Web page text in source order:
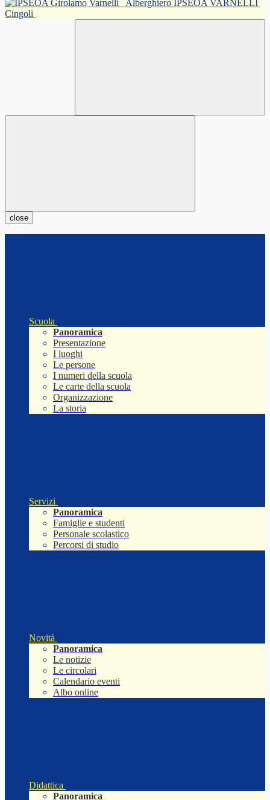
Alberghiero IPSEOA VARNELLI
Cingoli
close
Scuola
Panoramica
Presentazione
I luoghi
Le persone
I numeri della scuola
Le carte della scuola
Organizzazione
La storia
Servizi
Panoramica
Famiglie e studenti
Personale scolastico
Percorsi di studio
Novità
Panoramica
Le notizie
Le circolari
Calendario eventi
Albo online
Didattica
Panoramica